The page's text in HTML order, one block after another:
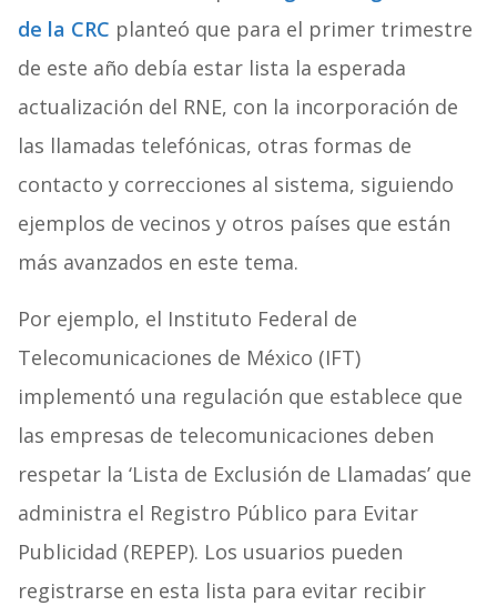
de la CRC planteó que para el primer trimestre
de este año debía estar lista la esperada
actualización del RNE, con la incorporación de
las llamadas telefónicas, otras formas de
contacto y correcciones al sistema, siguiendo
ejemplos de vecinos y otros países que están
más avanzados en este tema.
Por ejemplo, el Instituto Federal de
Telecomunicaciones de México (IFT)
implementó una regulación que establece que
las empresas de telecomunicaciones deben
respetar la ‘Lista de Exclusión de Llamadas’ que
administra el Registro Público para Evitar
Publicidad (REPEP). Los usuarios pueden
registrarse en esta lista para evitar recibir